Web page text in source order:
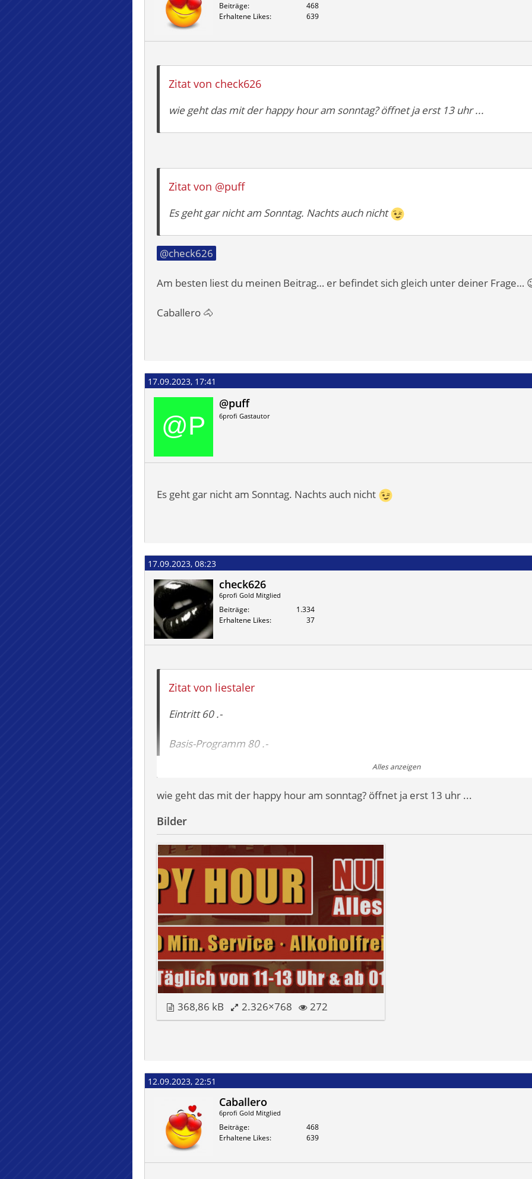
Beiträge
468
Erhaltene Likes
639
Zitat von check626
wie geht das mit der happy hour am sonntag? öffnet ja erst 13 uhr ...
Zitat von @puff
Es geht gar nicht am Sonntag. Nachts auch nicht
check626
Am besten liest du meinen Beitrag… er befindet sich gleich unter deiner Frage…
Caballero 🐴
17.09.2023, 17:41
@puff
6profi Gastautor
Es geht gar nicht am Sonntag. Nachts auch nicht
17.09.2023, 08:23
check626
6profi Gold Mitglied
Beiträge
1.334
Erhaltene Likes
37
Zitat von liestaler
Eintritt 60 .-
Basis-Programm 80 .-
Aktion: Eintritt plus Vollprogramm 140 .-
Jeden Tag von 11-13 h Happy Hour Eintritt plus Vollprogramm110 !!! .
Alles anzeigen
wie geht das mit der happy hour am sonntag? öffnet ja erst 13 uhr ...
Bilder
368,86 kB 2.326×768 272
12.09.2023, 22:51
Caballero
6profi Gold Mitglied
Beiträge
468
Erhaltene Likes
639